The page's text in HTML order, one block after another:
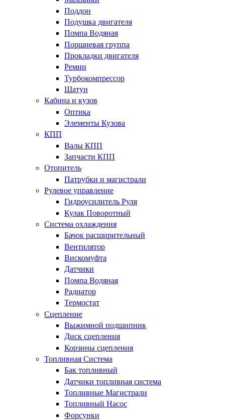
Поддон
Подушка двигателя
Помпа Водяная
Поршневая группа
Прокладки двигателя
Ремни
Турбокомпрессор
Шатун
Кабина и кузов
Оптика
Элементы Кузова
КПП
Валы КПП
Запчасти КПП
Отопитель
Патрубки и магистрали
Рулевое управление
Гидроусилитель Руля
Кулак Поворотный
Система охлаждения
Бачок расширительный
Вентилятор
Вискомуфта
Датчики
Помпа Водяная
Радиатор
Термостат
Сцепление
Выжимной подшипник
Диск сцепления
Корзины сцепления
Топливная Система
Бак топливный
Датчики топливная система
Топливные Магистрали
Топливный Насос
Форсунки